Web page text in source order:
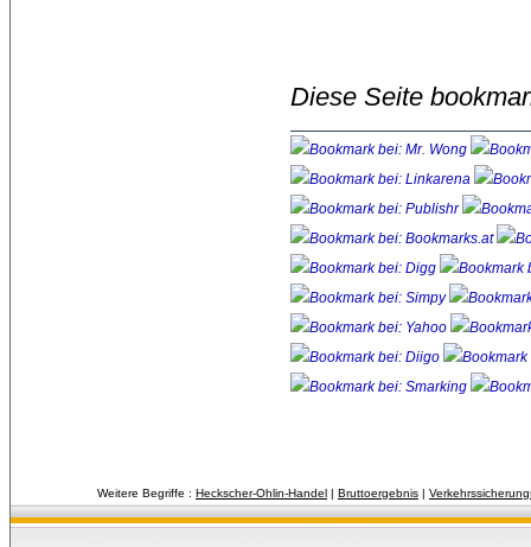
Diese Seite
Weitere Begriffe : Heckscher-Ohlin-Handel | Bruttoergebnis |